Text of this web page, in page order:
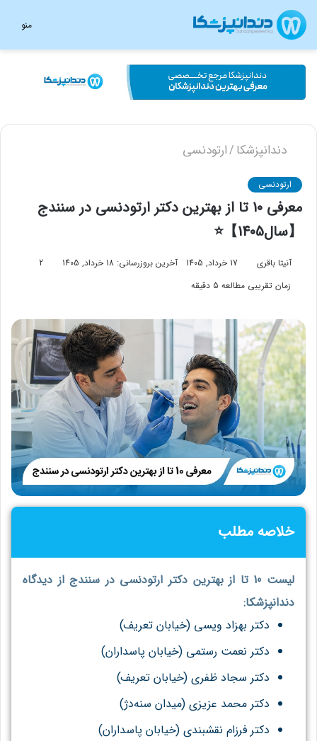
منو
دندانپزشکا /ارتودنسی
ارتودنسی
معرفی 10 تا از بهترین دکتر ارتودنسی در سنندج
【سال1405】⭐
آنیتا باقری 17 خرداد, 1405 آخرین بروزرسانی: 18 خرداد, 1405
2
زمان تقریبی مطالعه 5 دقیقه
خلاصه مطلب
لیست 10 تا از بهترین دکتر ارتودنسی در سنندج از دیدگاه
دندانپزشکا:
دکتر بهزاد ویسی (خیابان تعریف)
دکتر نعمت رستمی (خیابان پاسداران)
دکتر سجاد ظفری (خیابان تعریف)
دکتر محمد عزیزی (میدان سنه‌دژ)
دکتر فرزام نقشبندی (خیابان پاسداران)